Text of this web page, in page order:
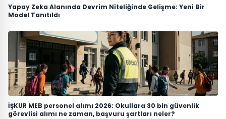
Yapay Zeka Alanında Devrim Niteliğinde Gelişme: Yeni Bir
Model Tanıtıldı
İŞKUR MEB personel alımı 2026: Okullara 30 bin güvenlik
görevlisi alımı ne zaman, başvuru şartları neler?